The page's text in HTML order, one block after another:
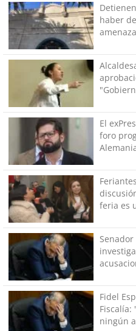
haber
El
foro
feria es
Senador
Fidel
ningún